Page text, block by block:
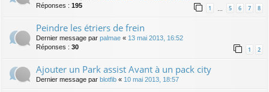
Réponses : 195 1 5 6 7 8
Peindre les étriers de frein
Dernier message par palmae « 13 mai 2013, 16:52
Réponses : 30 1 2
Ajouter un Park assist Avant à un pack city
Dernier message par blotfib « 10 mai 2013, 18:57